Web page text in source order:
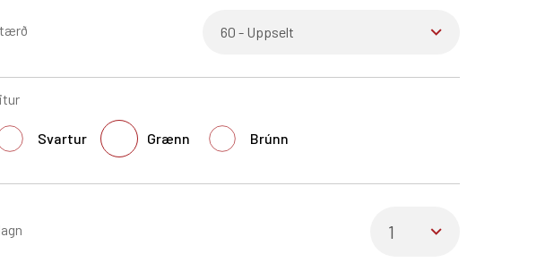
Svartur Grænn Brúnn